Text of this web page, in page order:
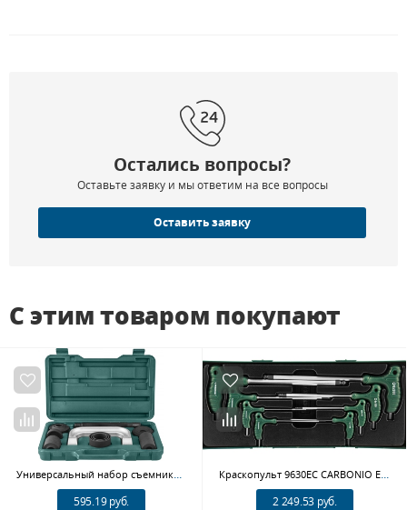
Остались вопросы?
Оставьте заявку и мы ответим на все вопросы
Оставить заявку
С этим товаром покупают
Универсальный набор съемников для ходовой части автомобиля JONNESWAY AN010145, 4 в 1
595.19 руб.
Краскопульт 9630EC CARBONIO EVO HALO/HTE CLEAR, верхний бачок, пластик
2 249.53 руб.